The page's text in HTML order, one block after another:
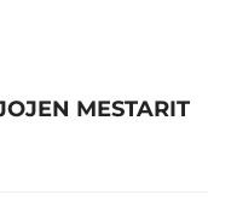
MESTARIT